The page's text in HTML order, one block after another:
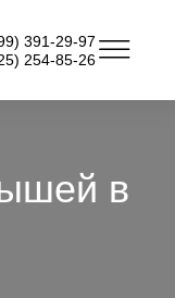
391-29-97
254-85-26
в